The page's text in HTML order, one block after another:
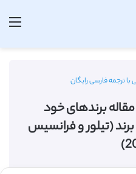
با ترجمه فارسی رایگان
مقاله برندهای خود
(تیلور و فرانسیس